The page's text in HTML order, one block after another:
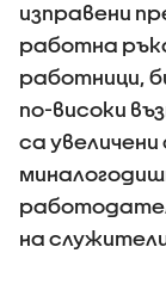
изправени
работна
работници,
по-високи
са увеличени
на